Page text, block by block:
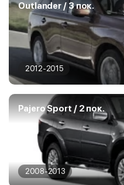
Outlander / 3 пок.
2012-2015
Pajero Sport / 2 пок.
2008-2013